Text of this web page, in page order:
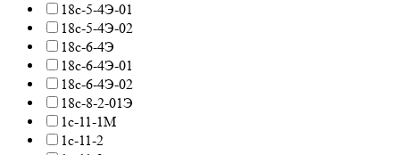
18с-5-4Э-01
18с-5-4Э-02
18с-6-4Э
18с-6-4Э-01
18с-6-4Э-02
18с-8-2-01Э
1с-11-1М
1с-11-2